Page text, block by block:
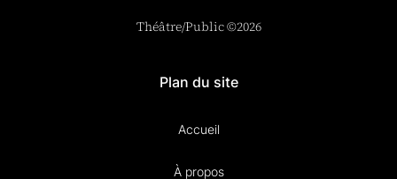
Théâtre/Public ©2026
Plan du site
Accueil
À propos